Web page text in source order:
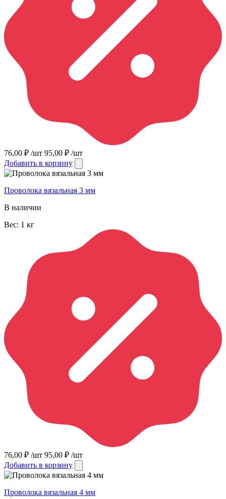
76,00 ₽ /шт 95,00 ₽ /шт
Добавить в корзину
Проволока вязальная 3 мм
В наличии
Вес: 1 кг
76,00 ₽ /шт 95,00 ₽ /шт
Добавить в корзину
Проволока вязальная 4 мм